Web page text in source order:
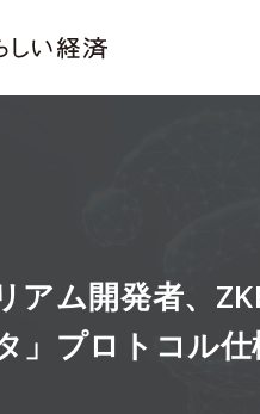
アム開発者、
」プロトコル